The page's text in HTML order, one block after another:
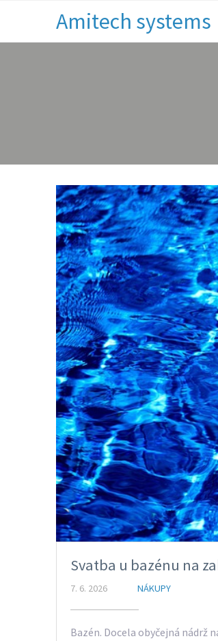
Amitech systems
Svatba u bazénu na
7. 6. 2026 NÁKUPY
Bazén. Docela obyčejná nádrž